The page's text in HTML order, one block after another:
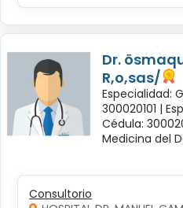
Dr.
R,o,sas/
Especialidad:
300020101 |
Cédula:
Medicina del
Consultorio